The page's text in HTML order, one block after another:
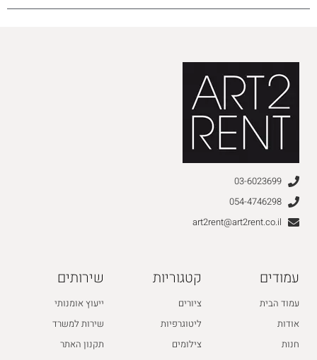
03-6023699
054-4746298
art2rent@art2rent.co.il
עמודים
עמוד הבית
אודות
חנות
קטגוריות
ציורים
ליטוגרפיות
צילומים
שירותים
ייעוץ אומנותי
שירות למשרד
תקנון האתר